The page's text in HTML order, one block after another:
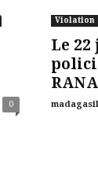
0
Violation
Le